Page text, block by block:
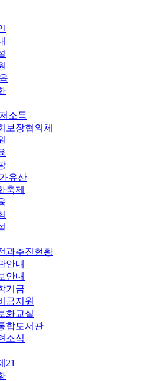
소득
보장협의체
유산
축제
과추진현황
안내
안내
기금
금지원
화교실
합도서관
소식
21